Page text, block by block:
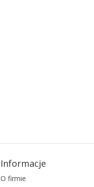
Informacje
O firmie